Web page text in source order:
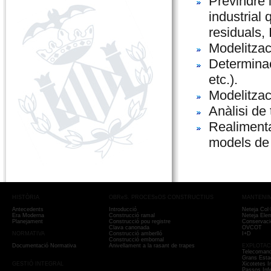
industrial
residuals,
etc.).
Anàlisi de
models
Antecedents
Introducció
Neteja
Era Moderna
Construcció ramal
Neteja
Planejament
Construcció pou registre
Clava canonada
OVCOT
Construcció amberlló
I+D
Construcció embornal
Documentació Normativa
Anivellament a la rasant de trapes
Grans
Xicotetes
Passos